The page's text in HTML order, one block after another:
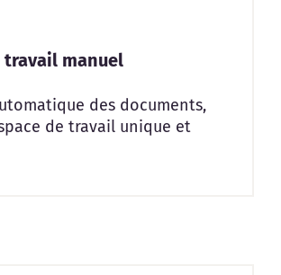
travail manuel
des documents,
de travail unique et